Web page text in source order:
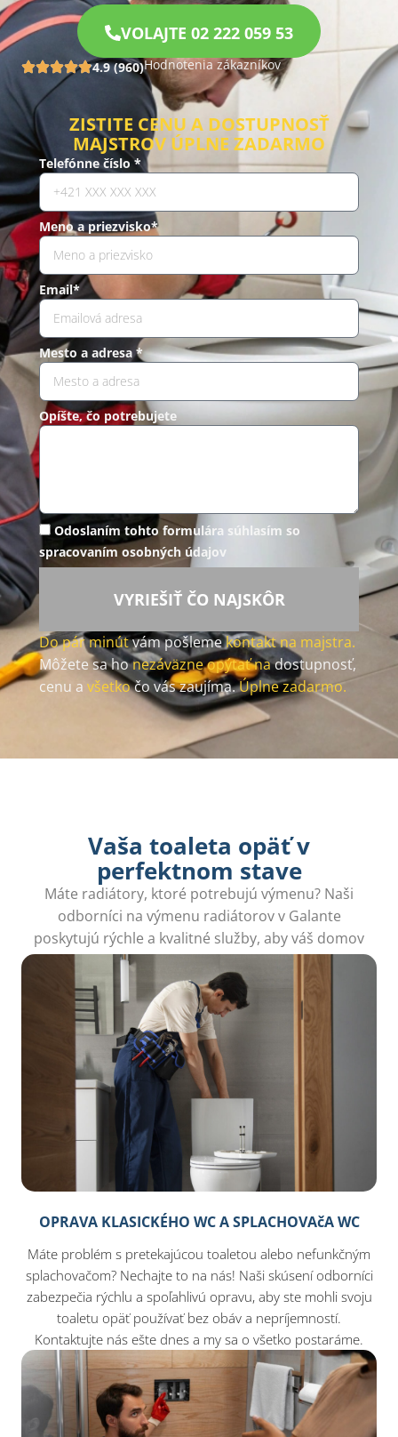
VOLAJTE 02 222 059 53
4.9 (960)Hodnotenia zákazníkov
ZISTITE CENU A DOSTUPNOSŤ
MAJSTROV ÚPLNE ZADARMO
Telefónne číslo *
Meno a priezvisko*
Email*
Mesto a adresa *
Opíšte, čo potrebujete
Odoslaním tohto formulára súhlasím so
spracovaním osobných údajov
VYRIEŠIŤ ČO NAJSKÔR
Do pár minútvám pošlemekontakt na majstra.
Môžete sa honezáväzne opýtať nadostupnosť,
cenu a všetkočo vás zaujíma.Úplne zadarmo.
Vaša toaleta opäť v
perfektnom stave
Máte radiátory, ktoré potrebujú výmenu? Naši
odborníci na výmenu radiátorov v Galante
poskytujú rýchle a kvalitné služby, aby váš domov
zostal teplý a útulný. Spoľahnite sa na nás!
OPRAVA KLASICKÉHO WC A SPLACHOVAčA WC
Máte problém s pretekajúcou toaletou alebo nefunkčným
splachovačom? Nechajte to na nás! Naši skúsení odborníci
zabezpečia rýchlu a spoľahlivú opravu, aby ste mohli svoju
toaletu opäť používať bez obáv a nepríjemností.
Kontaktujte nás ešte dnes a my sa o všetko postaráme.